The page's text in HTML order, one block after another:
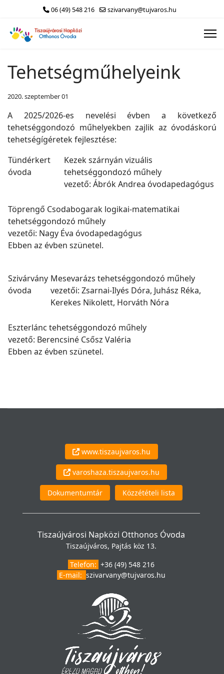
06 (49) 548 216 szivarvany@tujvaros.hu
Tehetségműhelyeink
2020. szeptember 01
A 2025/2026-es nevelési évben a következő
tehetséggondozó műhelyekben zajlik az óvodáskorú
tehetségígéretek fejlesztése:
Tündérkert
óvoda
Kezek szárnyán vizuális
tehetséggondozó műhely
vezető: Ábrók Andrea óvodapedagógus
Töprengő Csodabogarak logikai-matematikai
tehetséggondozó műhely
vezetői: Nagy Éva óvodapedagógus
Ebben az évben szünetel.
Szivárvány
óvoda
Mesevarázs tehetséggondozó műhely
vezetői: Zsarnai-Ilyés Dóra, Juhász Réka,
Kerekes Nikolett, Horváth Nóra
Eszterlánc tehetséggondozó műhely
vezető: Berencsiné Csősz Valéria
Ebben az évben szünetel.
www.tiszaujvaros.hu
varoshaza.tiszaujvaros.hu
Dokumentumtár Közzétételi lista
Tiszaújvárosi Napközi Otthonos Óvoda
Tiszaújváros, Pajtás köz 13.
Telefon: +36 (49) 548 216
E-mail: szivarvany@tujvaros.hu